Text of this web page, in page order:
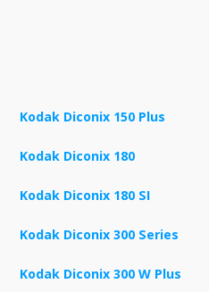
Kodak Diconix 150 Plus
Kodak Diconix 180
Kodak Diconix 180 SI
Kodak Diconix 300 Series
Kodak Diconix 300 W Plus